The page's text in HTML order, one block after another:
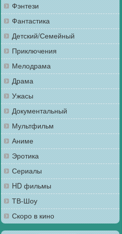
Фэнтези
Фантастика
Детский/Семейный
Приключения
Мелодрама
Драма
Ужасы
Документальный
Мультфильм
Аниме
Эротика
Сериалы
HD фильмы
ТВ-Шоу
Скоро в кино